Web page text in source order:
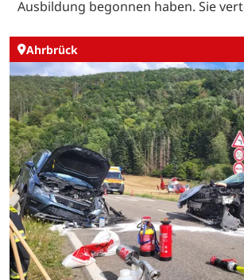
Ausbildung begonnen haben. Sie
Ahrbrück